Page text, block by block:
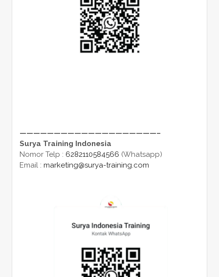
————————————————————–
Surya Training Indonesia
Nomor Telp : 6282110584566 (Whatsapp)
Email : marketing@surya-training.com